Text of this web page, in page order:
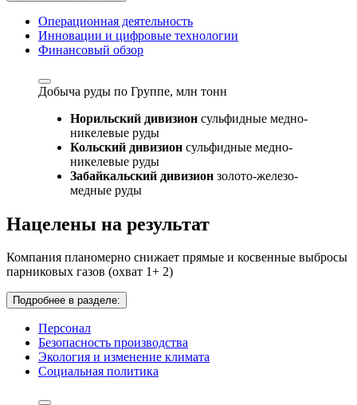
Операционная деятельность
Инновации и цифровые технологии
Финансовый обзор
Добыча руды по Группе, млн тонн
Норильский дивизион сульфидные медно-
никелевые руды
Кольский дивизион сульфидные медно-
никелевые руды
Забайкальский дивизион золото-железо-
медные руды
Нацелены на результат
Компания планомерно снижает прямые и косвенные выбросы
парниковых газов (охват 1+ 2)
Подробнее в разделе:
Персонал
Безопасность производства
Экология и изменение климата
Социальная политика